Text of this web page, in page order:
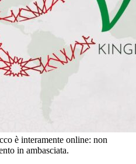
è interamente online: non
in ambasciata.